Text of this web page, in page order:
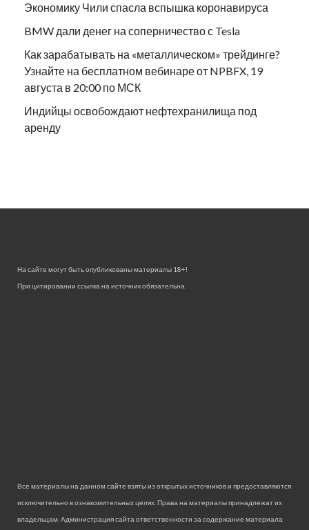
Экономику Чили спасла вспышка коронавируса
BMW дали денег на соперничество с Tesla
Как зарабатывать на «металлическом» трейдинге?
Узнайте на бесплатном вебинаре от NPBFX, 19
августа в 20:00 по МСК
Индийцы освобождают нефтехранилища под
аренду
На сайте могут быть опубликованы материалы 18+!
При цитировании ссылка на источник обязательна.
Все материалы на данном сайте взяты из открытых источников и предоставляются
исключительно в ознакомительных целях. Права на материалы принадлежат их
владельцам. Администрация сайта ответственности за содержание материала